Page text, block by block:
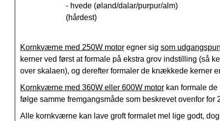
- hvede (øland/dalar/purpur/alm)
(hårdest)
Kornkværne med 250W motor egner sig som
kerner ved først at formale på ekstra grov indstilling (så
over skalaen), og derefter formaler de knækkede kerner
Kornkværne med 360W eller 600W motor kan formale
følge samme fremgangsmåde som beskrevet ovenfor for
Alle kornkværne kan lave groft formalet mel lige godt,